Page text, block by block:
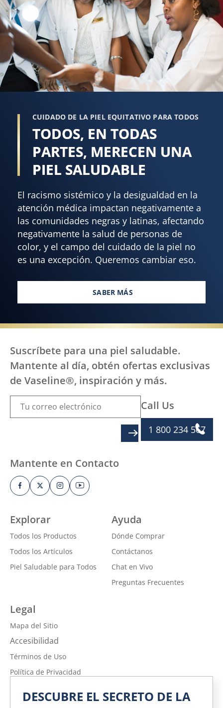
CUIDADO DE LA PIEL EQUITATIVO PARA TODOS
TODOS, EN TODAS
PARTES, MERECEN UNA
PIEL SALUDABLE
El racismo sistémico y la desigualdad en la
atención médica impactan negativamente a
las comunidades negras y latinas, afectando
negativamente la salud de personas de
color, y el campo del cuidado de la piel no
es una excepción. Queremos cambiar eso.
SABER MÁS
TODOS, EN TODAS PARTES,
Explorar
Todos los Productos
Todos los Artículos
Piel Saludable para Todos
Ayuda
Dónde Comprar
Contáctanos
Chat en Vivo
Preguntas Frecuentes
Legal
Mapa del Sitio
Accesibilidad
Términos de Uso
Política de Privacidad
Política de Privacidad de la Información sobre la Salud del
Suscríbete para una piel saludable.
Mantente al día, obtén ofertas exclusivas
de Vaseline®, inspiración y más.
Call Us
1 800 234 567
Mantente en Contacto
DESCUBRE EL SECRETO DE LA